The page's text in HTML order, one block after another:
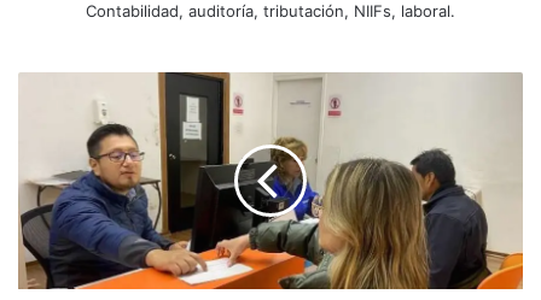
Contabilidad, auditoría, tributación, NIIFs, laboral.
deudas
no
tributarias
en
Quito: